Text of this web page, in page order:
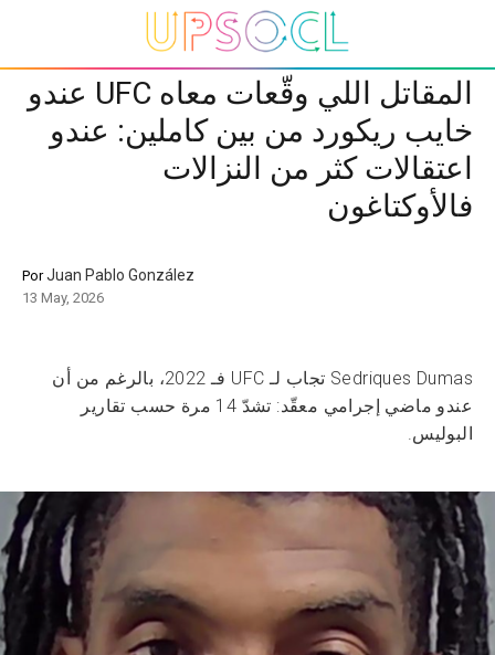
المقاتل اللي وقّعات معاه UFC عندو
خايب ريكورد من بين كاملين: عندو
اعتقالات كثر من النزالات
فالأوكتاغون
PorJuan Pablo González
13 May, 2026
Sedriques Dumas تجاب لـ UFC فـ 2022، بالرغم من أن
عندو ماضي إجرامي معقّد: تشدّ 14 مرة حسب تقارير
البوليس.